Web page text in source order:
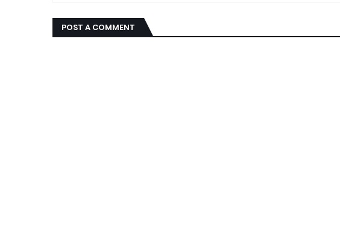
POST A COMMENT